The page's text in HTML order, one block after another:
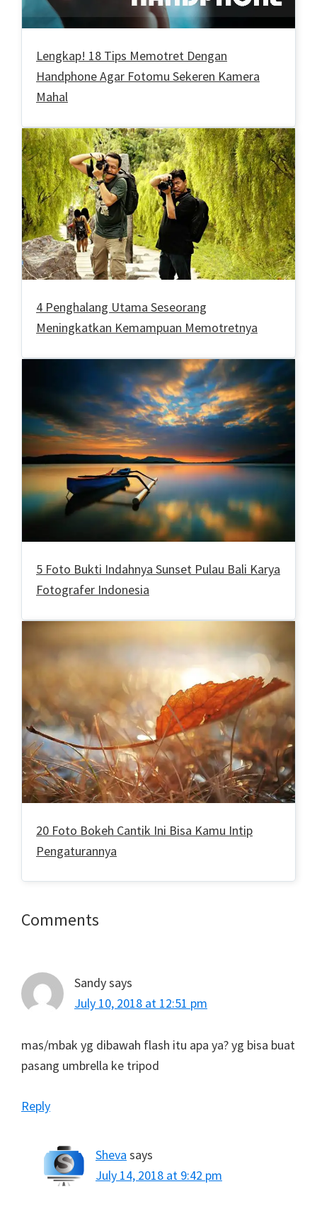
Lengkap! 18 Tips Memotret Dengan
Handphone Agar Fotomu Sekeren Kamera
Mahal
4 Penghalang Utama Seseorang
Meningkatkan Kemampuan Memotretnya
5 Foto Bukti Indahnya Sunset Pulau Bali Karya
Fotografer Indonesia
20 Foto Bokeh Cantik Ini Bisa Kamu Intip
Pengaturannya
Reader
Comments
Sandysays
July 10, 2018 at 12:51 pm
mas/mbak yg dibawah flash itu apa ya? yg bisa buat
pasang umbrella ke tripod
Reply
Sheva says
July 14, 2018 at 9:42 pm